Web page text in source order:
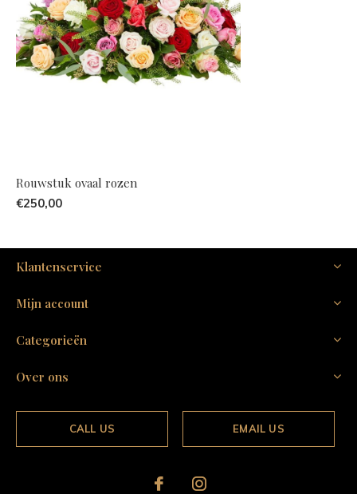
Rouwstuk ovaal rozen
€250,00
Klantenservice
Mijn account
Categorieën
Over ons
CALL US EMAIL US